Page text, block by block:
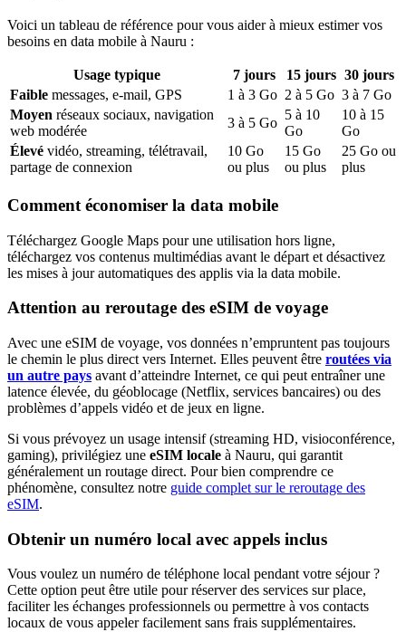
Voici un tableau de référence pour vous aider à mieux estimer vos
besoins en data mobile à Nauru :
Usage typique 7 jours 15 jours 30jours
Faible messages, e-mail, GPS 1 à 3 Go 2 à 5 Go 3 à 7 Go
Moyen réseaux sociaux, navigation
web modérée
3 à 5 Go
5 à 10
Go
10 à 15
Go
Élevé vidéo, streaming, télétravail,
partage de connexion
10 Go
ou plus
15 Go
ou plus
25 Go ou
plus
Comment économiser la data mobile
Téléchargez Google Maps pour une utilisation hors ligne,
téléchargez vos contenus multimédias avant le départ et désactivez
les mises à jour automatiques des applis via la data mobile.
Attention au reroutage des eSIM de voyage
Avec une eSIM de voyage, vos données n’empruntent pas toujours
le chemin le plus direct vers Internet. Elles peuvent être routées via
un autre pays avant d’atteindre Internet, ce qui peut entraîner une
latence élevée, du géoblocage (Netflix, services bancaires) ou des
problèmes d’appels vidéo et de jeux en ligne.
Si vous prévoyez un usage intensif (streaming HD, visioconférence,
gaming), privilégiez une eSIM locale à Nauru, qui garantit
généralement un routage direct. Pour bien comprendre ce
phénomène, consultez notre guide complet sur le reroutage des
eSIM.
Obtenir un numéro local avec appels inclus
Vous voulez un numéro de téléphone local pendant votre séjour ?
Cette option peut être utile pour réserver des services sur place,
faciliter les échanges professionnels ou permettre à vos contacts
locaux de vous appeler facilement sans frais supplémentaires.